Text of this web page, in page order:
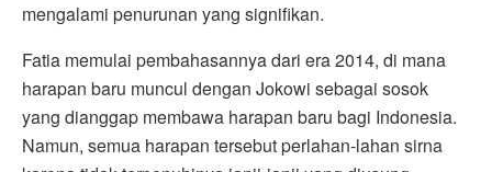
mengalami penurunan yang signifikan.
Fatia memulai pembahasannya dari era 2014, di mana
harapan baru muncul dengan Jokowi sebagai sosok
yang dianggap membawa harapan baru bagi Indonesia.
Namun, semua harapan tersebut perlahan-lahan sirna